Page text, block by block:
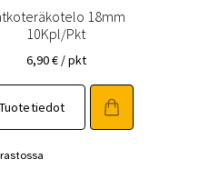
18mm
10Kpl/Pkt
6,90€ / pkt
Tuotetiedot